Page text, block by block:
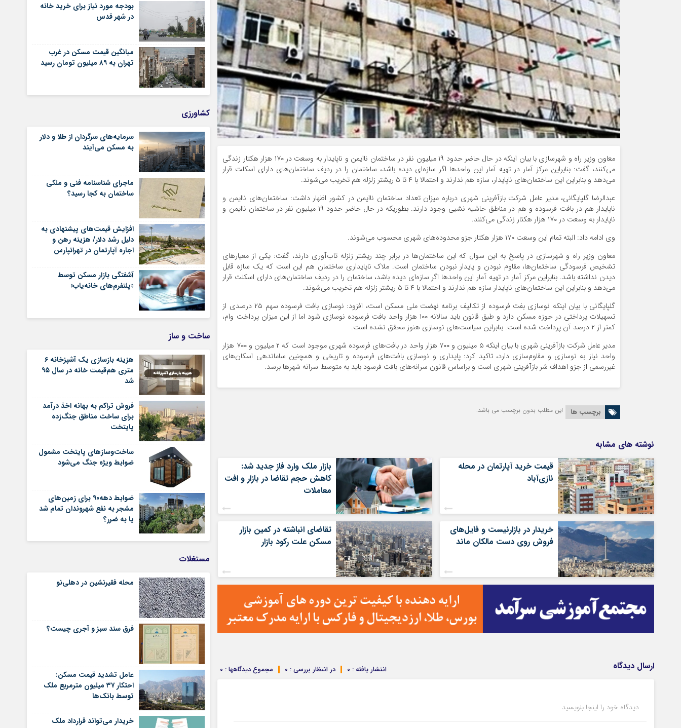
معاون وزیر راه و شهرسازی با بیان اینکه در حال حاضر حدود ۱۹ میلیون نفر در ساختمان ناایمن و ناپایدار به وسعت در ۱۷۰ هزار هکتار زندگی
می‌کنند، گفت: بنابراین مرکز آمار در تهیه آمار این واحدها اگر سازه‌ای دیده باشد، ساختمان را در ردیف ساختمان‌های دارای اسکلت قرار
می‌دهد و بنابراین این ساختمان‌های ناپایدار، سازه هم ندارند و احتمالا با ۴ تا ۵ ریشتر زلزله هم تخریب می‌شوند.
عبدالرضا گلپایگانی، مدیر عامل شرکت بازآفرینی شهری درباره میزان تعداد ساختمان ناایمن در کشور اظهار داشت: ساختمان‌های ناایمن و
ناپایدار هم در بافت فرسوده و هم در مناطق حاشیه نشیی وجود دارند. بطوریکه در حال حاضر حدود ۱۹ میلیون نفر در ساختمان ناایمن و
ناپایدار به وسعت در ۱۷۰ هزار هکتار زندگی می‌کنند.
وی ادامه داد: البته تمام این وسعت ۱۷۰ هزار هکتار جزو محدوده‌های شهری محسوب می‌شوند.
معاون وزیر راه و شهرسازی در پاسخ به این سوال که این ساختمان‌ها در برابر چند ریشتر زلزله تاب‌آوری دارند، گفت: یکی از معیارهای
تشخیص فرسودگی ساختمان‌ها، مقاوم نبودن و پایدار نبودن ساختمان است. ملاک ناپایداری ساختمان هم این است که یک سازه قابل
دیدن نداشته باشد. بنابراین مرکز آمار در تهیه آمار این واحدها اگر سازه‌ای دیده باشد، ساختمان را در ردیف ساختمان‌های دارای اسکلت قرار
می‌دهد و بنابراین این ساختمان‌های ناپایدار سازه هم ندارند و احتمالا با ۴ تا ۵ ریشتر زلزله هم تخریب می‌شوند.
گلپایگانی با بیان اینکه نوسازی بفت فرسوده از تکالیف برنامه نهضت ملی مسکن است، افزود: نوسازی بافت فرسوده سهم ۲۵ درصدی از
تسهیلات پرداختی در حوزه مسکن دارد و طبق قانون باید سالانه ۱۰۰ هزار واحد بافت فرسوده نوسازی شود اما از این میزان پرداخت وام،
کمتر از ۲ درصد آن پرداخت شده است. بنابراین سیاست‌های نوسازی هنوز محقق نشده است.
مدیر عامل شرکت بازآفرینی شهری با بیان اینکه ۵ میلیون و ۷۰۰ هزار واحد در بافت‌های فرسوده شهری موجود است که ۲ میلیون و ۷۰۰ هزار
واحد نیاز به نوسازی و مقاوم‌سازی دارد، تاکید کرد: پایداری و نوسازی بافت‌های فرسوده و تاریخی و همچنین ساماندهی اسکان‌های
غیررسمی از جزو اهداف شر بازآفرینی شهری است و براساس قانون سرانه‌های بافت فرسود باید به متوسط سرانه شهرها برسد.
برچسب ها این مطلب بدون برچسب می باشد.
نوشته های مشابه
قیمت خرید آپارتمان در محله
نازی‌آباد
بازار ملک وارد فاز جدید شد:
کاهش حجم تقاضا در بازار و افت
معاملات
خریدار در بازارنیست و فایل‌های
فروش روی دست مالکان ماند
تقاضای انباشته در کمین بازار
مسکن علت رکود بازار
ارسال دیدگاه مجموع دیدگاهها : 0 در انتظار بررسی : 0 انتشار یافته : 0
دیدگاه خود را اینجا بنویسید
بودجه مورد نیاز برای خرید خانه
در شهر قدس
میانگین قیمت مسکن در غرب
تهران به ۸۹ میلیون تومان رسید
کشاورزی
سرمایه‌های سرگردان از طلا و دلار
به مسکن می‌آیند
ماجرای شناسنامه‌ فنی و ملکی
ساختمان به کجا رسید؟
افزایش قیمت‌های پیشنهادی به
دلیل رشد دلار/ هزینه رهن و
اجاره آپارتمان در تهرانپارس
آشفتگی بازار مسکن توسط
«پلتفرم‌های خانه‌یاب»
ساخت و ساز
هزینه بازسازی یک آشپزخانه ۶
متری هم‌قیمت خانه در سال ۹۵
شد
فروش تراکم به بهانه اخذ درآمد
برای ساخت مناطق جنگ‌زده
پایتخت
ساخت‌وسازهای پایتخت مشمول
ضوابط ویژه جنگ می‌شود
ضوابط دهه۹۰ برای زمین‌های
مشجر به نفع شهروندان تمام شد
یا به ضرر؟
مستغلات
محله فقیرنشین در دهلی‏‌نو
فرق سند سبز و آجری چیست؟
عامل تشدید قیمت مسکن:
احتکار ۳۷ میلیون مترمربع ملک
توسط بانک‌ها
خریدار می‌تواند قرارداد ملک